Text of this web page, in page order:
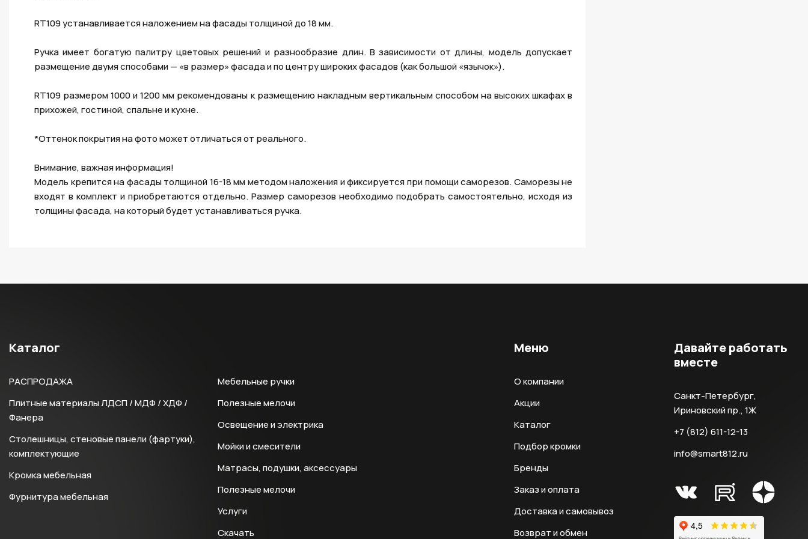
RT109 устанавливается наложением на фасады толщиной до 18 мм.
Ручка имеет богатую палитру цветовых решений и разнообразие длин. В зависимости от длины, модель допускает
размещение двумя способами — «в размер» фасада и по центру широких фасадов (как большой «язычок»).
RT109 размером 1000 и 1200 мм рекомендованы к размещению накладным вертикальным способом на высоких шкафах в
прихожей, гостиной, спальне и кухне.
*Оттенок покрытия на фото может отличаться от реального.
Внимание, важная информация!
Модель крепится на фасады толщиной 16-18 мм методом наложения и фиксируется при помощи саморезов. Саморезы не
входят в комплект и приобретаются отдельно. Размер саморезов необходимо подобрать самостоятельно, исходя из
толщины фасада, на который будет устанавливаться ручка.
Каталог
РАСПРОДАЖА
Плитные материалы ЛДСП / МДФ / ХДФ /
Фанера
Столешницы, стеновые панели (фартуки),
комплектующие
Кромка мебельная
Фурнитура мебельная
Мебельные ручки
Полезные мелочи
Освещение и электрика
Мойки и смесители
Матрасы, подушки, аксессуары
Полезные мелочи
Услуги
Скачать
Меню
О компании
Акции
Каталог
Подбор кромки
Бренды
Заказ и оплата
Доставка и самовывоз
Возврат и обмен
Давайте работать
вместе
Санкт-Петербург,
Ириновский пр., 1Ж
+7 (812) 611-12-13
info@smart812.ru